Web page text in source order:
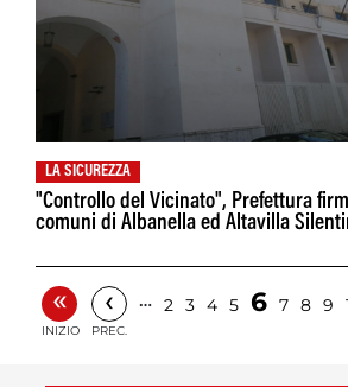
LA SICUREZZA
"Controllo del Vicinato", Prefettura
comuni di Albanella ed Altavilla
«
INIZIO
‹
PREC.
… 2 3 4 5 6 7 8 9